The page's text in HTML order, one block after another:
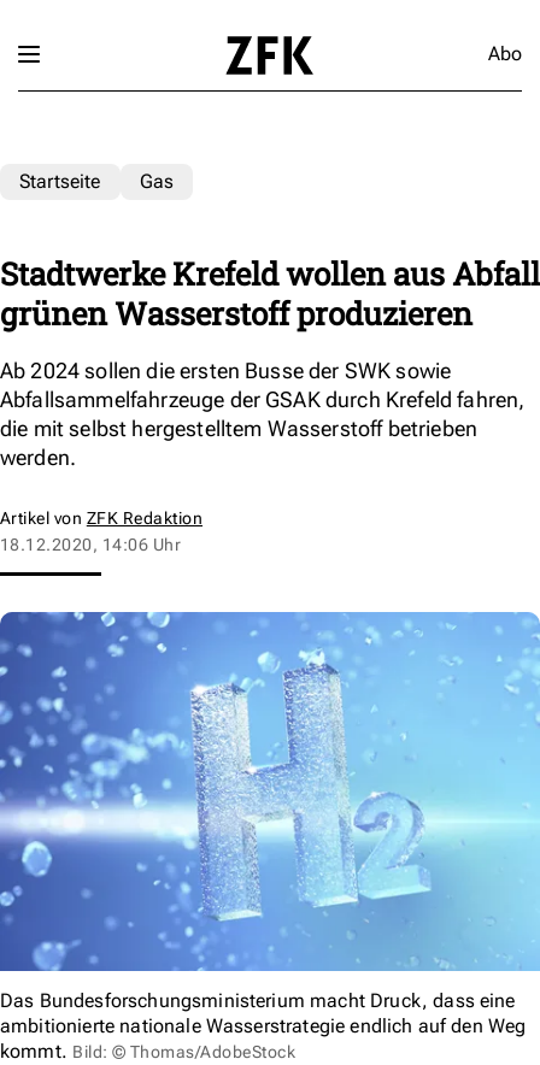
Abo
Startseite Gas
Stadtwerke Krefeld wollen aus Abfall
grünen Wasserstoff produzieren
Ab 2024 sollen die ersten Busse der SWK sowie
Abfallsammelfahrzeuge der GSAK durch Krefeld fahren,
die mit selbst hergestelltem Wasserstoff betrieben
werden.
Artikel von ZFK Redaktion
18.12.2020, 14:06 Uhr
Das Bundesforschungsministerium macht Druck, dass eine
ambitionierte nationale Wasserstrategie endlich auf den Weg
kommt. Bild: © Thomas/AdobeStock